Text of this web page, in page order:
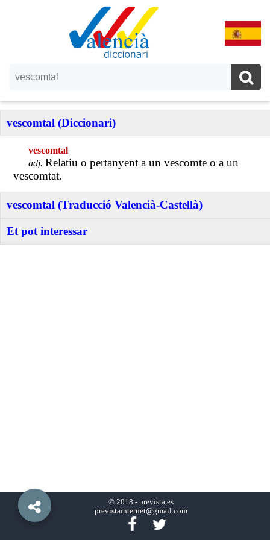
vescomtal (Diccionari)
vescomtal
adj. Relatiu o pertanyent a un vescomte o a un
vescomtat.
vescomtal (Traducció Valencià-Castellà)
Et pot interessar
© 2018 - prevista.es
previstainternet@gmail.com